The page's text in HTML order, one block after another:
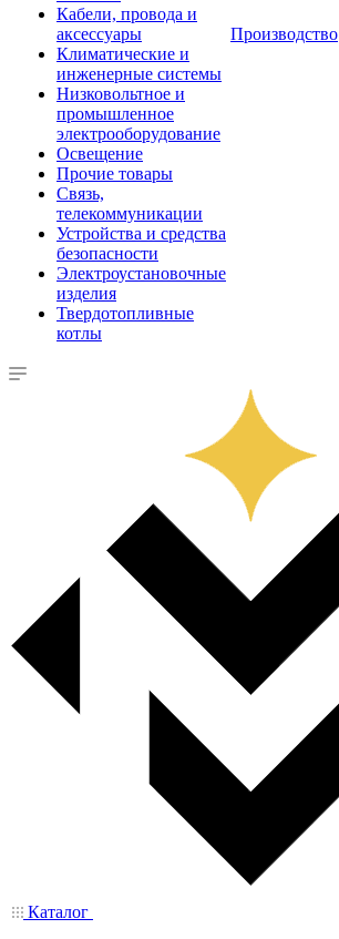
Кабели, провода и
аксессуары
Климатические и
инженерные системы
Низковольтное и
промышленное
электрооборудование
Освещение
Прочие товары
Связь,
телекоммуникации
Устройства и средства
безопасности
Электроустановочные
изделия
Твердотопливные
котлы
Производство
Каталог